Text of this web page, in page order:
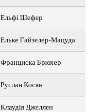
Ельфі Шефер
Ельке Гайзелер-Мацуда
Франциска Брюхер
Руслан Косян
Клаудія Джеллен